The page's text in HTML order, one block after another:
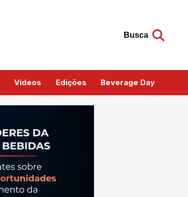
Busca
Vídeos Edições Beverage Day